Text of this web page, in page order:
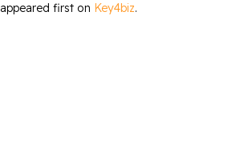
appeared first on Key4biz.